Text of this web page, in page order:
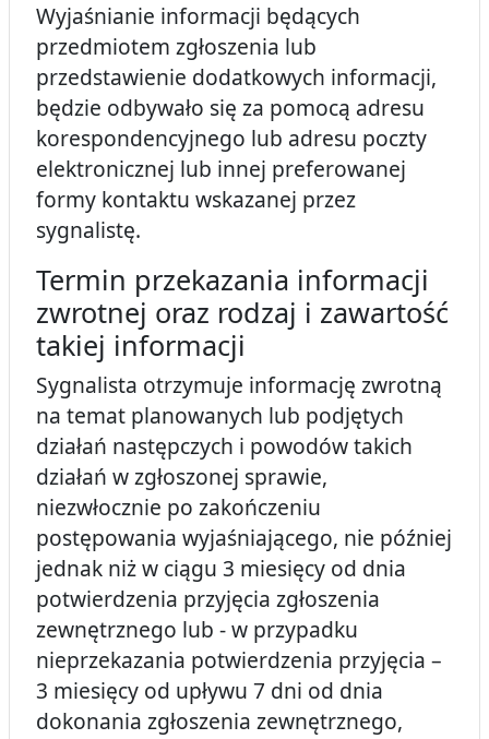
Wyjaśnianie informacji będących
przedmiotem zgłoszenia lub
przedstawienie dodatkowych informacji,
będzie odbywało się za pomocą adresu
korespondencyjnego lub adresu poczty
elektronicznej lub innej preferowanej
formy kontaktu wskazanej przez
sygnalistę.
Termin przekazania informacji
zwrotnej oraz rodzaj i zawartość
takiej informacji
Sygnalista otrzymuje informację zwrotną
na temat planowanych lub podjętych
działań następczych i powodów takich
działań w zgłoszonej sprawie,
niezwłocznie po zakończeniu
postępowania wyjaśniającego, nie później
jednak niż w ciągu 3 miesięcy od dnia
potwierdzenia przyjęcia zgłoszenia
zewnętrznego lub - w przypadku
nieprzekazania potwierdzenia przyjęcia –
3 miesięcy od upływu 7 dni od dnia
dokonania zgłoszenia zewnętrznego,